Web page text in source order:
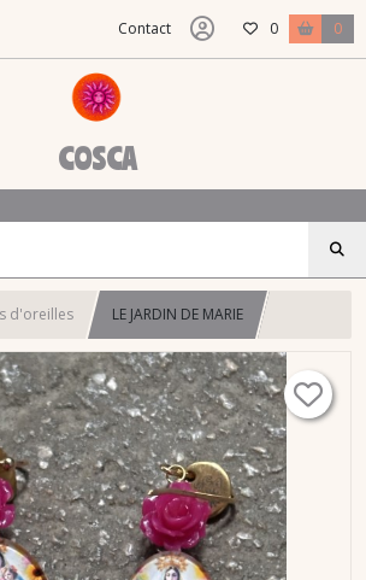
Contact 0 0
COSCA
d'oreilles LE JARDIN DE MARIE